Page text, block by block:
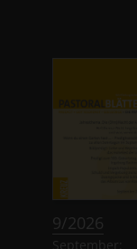
9/2026
September: